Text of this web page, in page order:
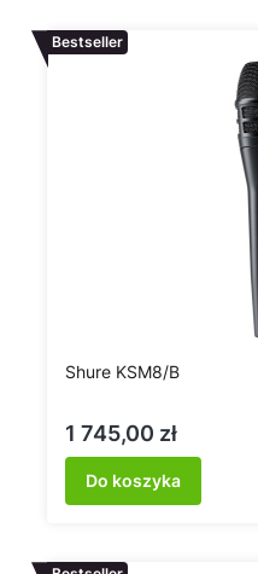
Bestseller
Shure KSM8/B
Cena
1 745,00 zł
Do koszyka